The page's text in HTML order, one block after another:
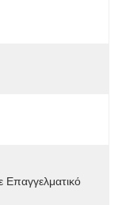
Επαγγελματικό